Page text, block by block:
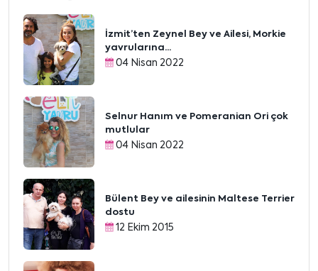
İzmit’ten Zeynel Bey ve Ailesi, Morkie
yavrularına...
04 Nisan 2022
Selnur Hanım ve Pomeranian Ori çok
mutlular
04 Nisan 2022
Bülent Bey ve ailesinin Maltese Terrier
dostu
12 Ekim 2015